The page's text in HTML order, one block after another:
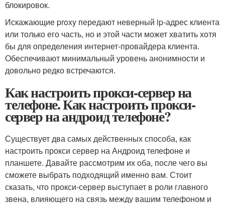
блокировок.
Искажающие proxy передают неверный ip-адрес клиента
или только его часть, но и этой части может хватить хотя
бы для определения интернет-провайдера клиента.
Обеспечивают минимальный уровень анонимности и
довольно редко встречаются.
Как настроить прокси-сервер на
телефоне. Как настроить прокси-
сервер на андроид телефоне?
Существует два самых действенных способа, как
настроить прокси сервер на Андроид телефоне и
планшете. Давайте рассмотрим их оба, после чего вы
сможете выбрать подходящий именно вам. Стоит
сказать, что прокси-сервер выступает в роли главного
звена, влияющего на связь между вашим телефоном и